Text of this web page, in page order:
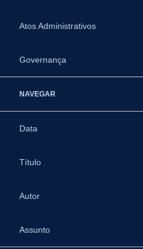
Atos Administrativos
Governança
NAVEGAR
Data
Título
Autor
Assunto